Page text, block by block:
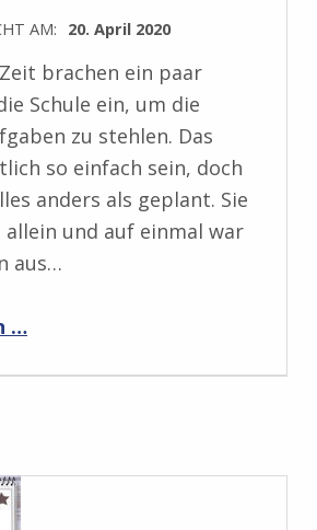
AM: 20. April 2020
brachen ein paar
Schule ein, um die
zu stehlen. Das
so einfach sein, doch
anders als geplant. Sie
und auf einmal war
aus…
…